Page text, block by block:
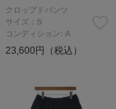
クロップドパンツ
サイズ：S
コンディション: A
23,600円（税込）